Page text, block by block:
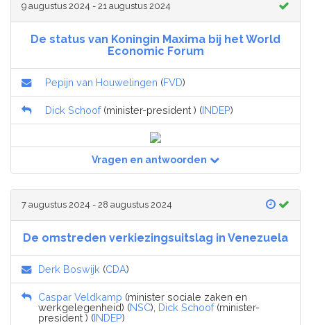
9 augustus 2024 - 21 augustus 2024
De status van Koningin Maxima bij het World
Economic Forum
Pepijn van Houwelingen (FVD)
Dick Schoof(minister-president ) (INDEP)
Vragen en antwoorden
7 augustus 2024 - 28 augustus 2024
De omstreden verkiezingsuitslag in Venezuela
Derk Boswijk (CDA)
Caspar Veldkamp (minister sociale zaken en
werkgelegenheid) (NSC), Dick Schoof(minister-
president ) (INDEP)